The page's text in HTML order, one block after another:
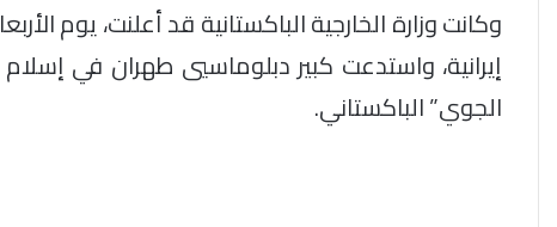
إيرانية، واستدعت كبير دبلوماسيي طهران في إسلام
الجوي” الباكستاني.